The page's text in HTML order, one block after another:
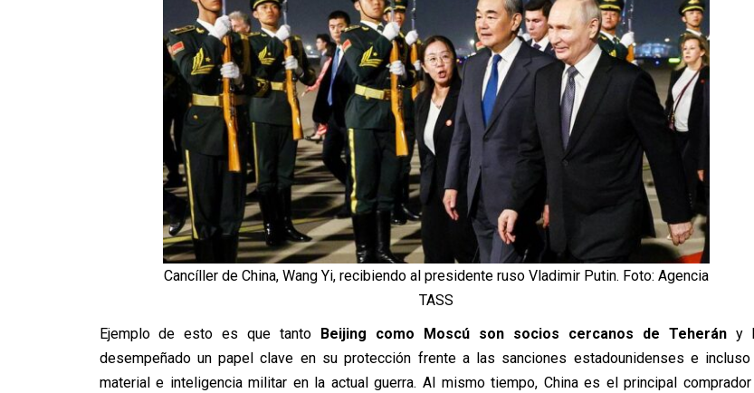
Cancíller de China, Wang Yi, recibiendo al presidente ruso Vladimir Putin. Foto: Agencia
TASS
Ejemplo de esto es que tanto
Beijing como Moscú son socios cercanos de Teherány
desempeñado un papel clave en su protección frente a las sanciones estadounidenses e
material e inteligencia militar en la actual guerra. Al mismo tiempo, China es el principal